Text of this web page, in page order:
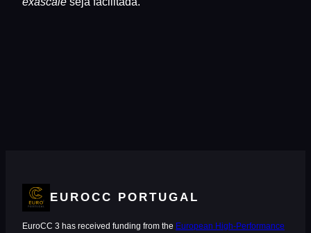
EUROCC PORTUGAL
EuroCC 3 has received funding from the European High-Performance